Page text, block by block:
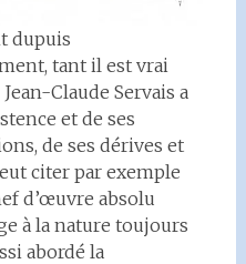
dupuis
tant il est vrai
Claude Servais a
et de ses
de ses dérives et
citer par exemple
d’œuvre absolu
à la nature toujours
abordé la